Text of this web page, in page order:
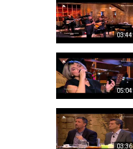
03:44
05:04
03:36